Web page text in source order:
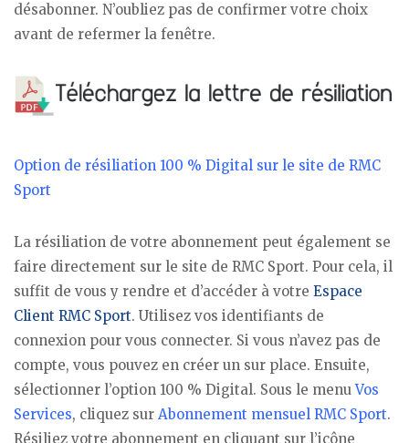
désabonner. N’oubliez pas de confirmer votre choix
avant de refermer la fenêtre.
Option de résiliation 100 % Digital sur le site de RMC
Sport
La résiliation de votre abonnement peut également se
faire directement sur le site de RMC Sport. Pour cela, il
suffit de vous y rendre et d’accéder à votre Espace
Client RMC Sport. Utilisez vos identifiants de
connexion pour vous connecter. Si vous n’avez pas de
compte, vous pouvez en créer un sur place. Ensuite,
sélectionner l’option 100 % Digital. Sous le menuVos
Services, cliquez sur Abonnement mensuel RMC Sport.
Résiliez votre abonnement en cliquant sur l’icône